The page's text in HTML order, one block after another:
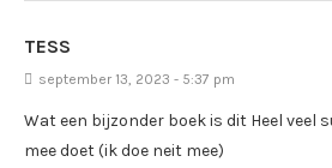
TESS
september 13, 2023 - 5:37 pm
Wat een bijzonder boek is dit Heel veel
mee doet (ik doe neit mee)